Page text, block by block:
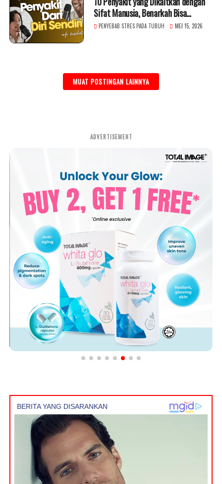
Sifat Manusia, Benarkah Bisa
Berpengaruh?
PENYEBAB STRES PADA TUBUH MEI 15, 2026
MUAT POSTINGAN LAINNYA
ADVERTISEMENT